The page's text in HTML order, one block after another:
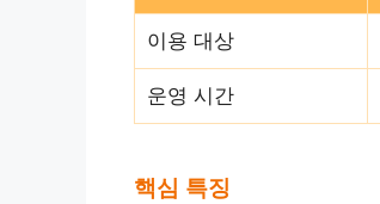
이용 대상
운영 시간
핵심 특징